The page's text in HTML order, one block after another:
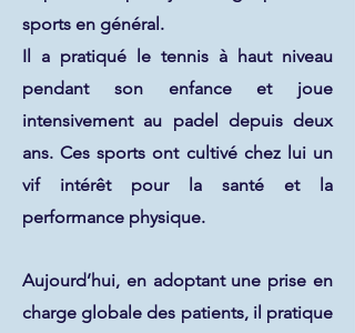
sports en général.
Il a pratiqué le tennis à haut niveau
pendant son enfance et joue
intensivement au padel depuis deux
ans. Ces sports ont cultivé chez lui un
vif intérêt pour la santé et la
performance physique.
Aujourd’hui, en adoptant une prise en
charge globale des patients, il pratique